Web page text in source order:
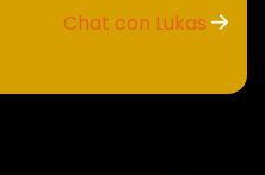
Chat con Lukas